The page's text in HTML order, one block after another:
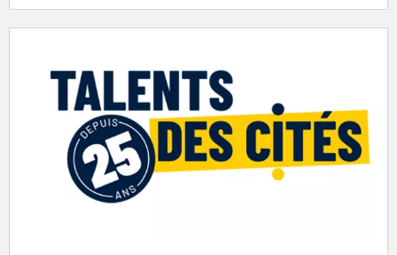
Rendez-vous culturel incontournable depuis 2005, la Nuit
européenne des musées invite chaque année le public à
découvrir les musées autrement, à travers une
programmation originale mêlant visites, parcours,
performances et expériences inédites.